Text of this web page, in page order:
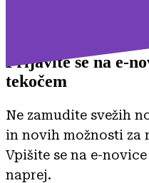
Prijavite se na e-
tekočem
Ne zamudite svežih
in novih možnosti za
Vpišite se na e-
naprej.